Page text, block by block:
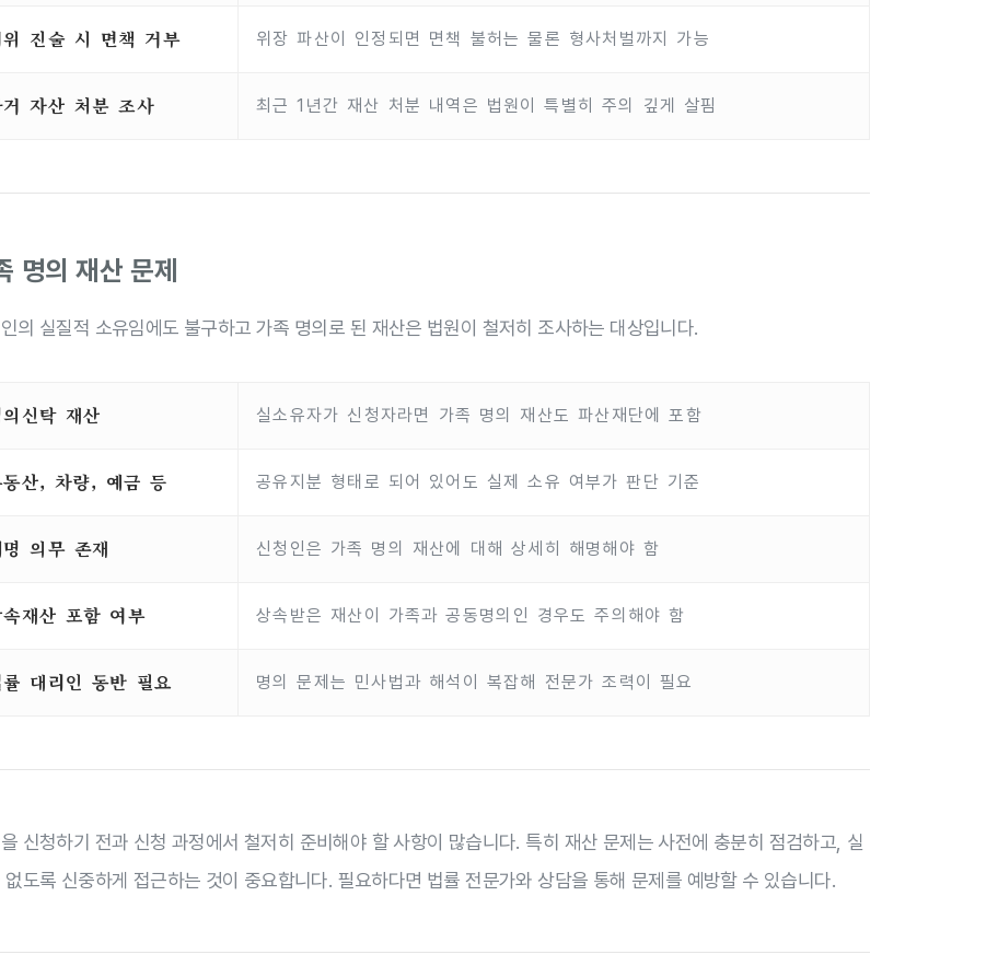
위 진술 시 면책 거부 위장 파산이 인정되면 면책 불허는 물론 형사처벌까지 가능
거 자산 처분 조사 최근 1년간 재산 처분 내역은 법원이 특별히 주의 깊게 살핌
명의 재산 문제
의 실질적 소유임에도 불구하고 가족 명의로 된 재산은 법원이 철저히 조사하는 대상입니다.
의신탁 재산 실소유자가 신청자라면 가족 명의 재산도 파산재단에 포함
동산, 차량, 예금 등 공유지분 형태로 되어 있어도 실제 소유 여부가 판단 기준
명 의무 존재 신청인은 가족 명의 재산에 대해 상세히 해명해야 함
속재산 포함 여부 상속받은 재산이 가족과 공동명의인 경우도 주의해야 함
률 대리인 동반 필요 명의 문제는 민사법과 해석이 복잡해 전문가 조력이 필요
신청하기 전과 신청 과정에서 철저히 준비해야 할 사항이 많습니다. 특히 재산 문제는 사전에 충분히 점검하고, 실
없도록 신중하게 접근하는 것이 중요합니다. 필요하다면 법률 전문가와 상담을 통해 문제를 예방할 수 있습니다.